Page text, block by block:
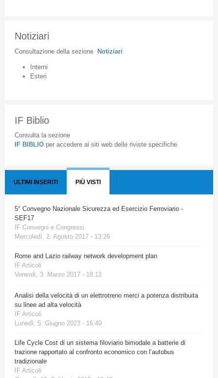
Notiziari
Consultazione della sezione Notiziari
Interni
Esteri
IF Biblio
Consulta la sezione
IF BIBLIO per accedere ai siti web delle riviste specifiche
ULTIMI INSERITI PIÙ VISTI
5° Convegno Nazionale Sicurezza ed Esercizio Ferroviario -
SEF17
IF Convegni e Congressi
Mercoledì, 2. Agosto 2017 - 13:26
Rome and Lazio railway network development plan
IF Articoli
Venerdì, 3. Marzo 2017 - 18:12
Analisi della velocità di un elettrotreno merci a potenza distribuita
su linee ad alta velocità
IF Articoli
Lunedì, 5. Giugno 2023 - 16:40
Life Cycle Cost di un sistema filoviario bimodale a batterie di
trazione rapportato al confronto economico con l’autobus
tradizionale
IF Articoli